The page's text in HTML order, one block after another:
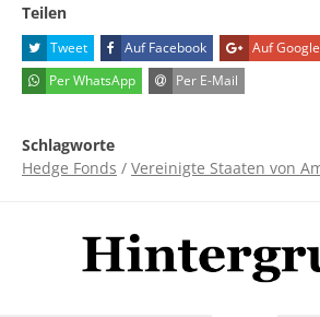
Teilen
Tweet Auf Facebook Auf
Per WhatsApp
Per E-Mail
Schlagworte
Hedge Fonds / Vereinigte Staaten von